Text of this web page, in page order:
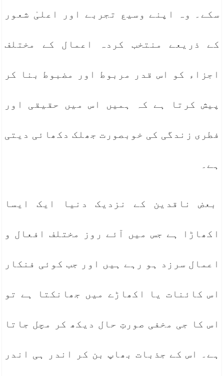
سکے۔ وہ اپنے وسیع تجربے اور اعلیٰ شعور
کے ذریعے منتخب کردہ اعمال کے مختلف
اجزاء کو اس قدر مربوط اور مضبوط بنا کر
پیش کرتا ہے کہ ہمیں اس میں حقیقی اور
فطری زندگی کی خوبصورت جھلک دکھائی دیتی
ہے۔
بعض ناقدین کے نزدیک دنیا ایک ایسا
اکھاڑا ہے جس میں آئے روز مختلف افعال و
اعمال سرزد ہو رہے ہیں اور جب کوئی فنکار
اس کائنات یا اکھاڑے میں جھانکتا ہے تو
اس کا جی مخفی صورتِ حال دیکھ کر مچل جاتا
ہے۔ اس کے جذبات بھاپ بن کر اندر ہی اندر